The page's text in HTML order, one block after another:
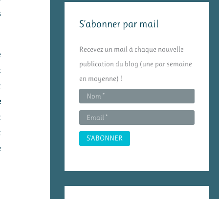
r
e
:
S’abonner par mail
Recevez un mail à chaque nouvelle
publication du blog (une par semaine
en moyenne) !